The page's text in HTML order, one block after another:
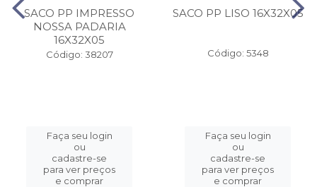
SACO PP IMPRESSO
NOSSA PADARIA
16X32X05
Código: 38207
Faça seu login
ou
cadastre-se
para ver preços
e comprar
SACO PP LISO 16X32X05
Código: 5348
Faça seu login
ou
cadastre-se
para ver preços
e comprar